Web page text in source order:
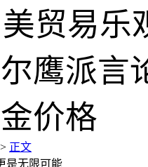
> 正文
是无限可能